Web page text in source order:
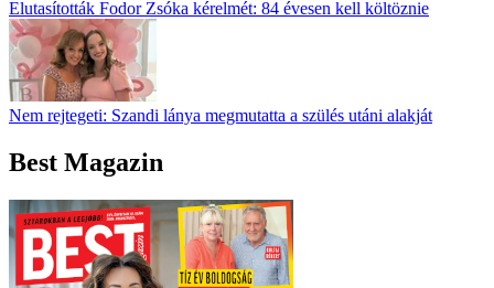
Elutasították Fodor Zsóka kérelmét: 84 évesen kell költöznie
Nem rejtegeti: Szandi lánya megmutatta a szülés utáni alakját
Best Magazin